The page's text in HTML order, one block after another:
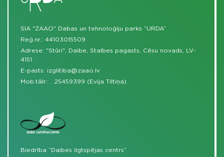
SIA "ZAAO" Dabas un tehnoloģiju parks “URDA”
Reģ.nr.: 44103015509
Adrese: "Stūri", Daibe, Stalbes pagasts, Cēsu novads, LV-
4151
E-pasts: izglitiba@zaao.lv
Mob.tālr.:
25459399 (Evija Tiltiņa)
Biedrība “Daibes ilgtspējas centrs”